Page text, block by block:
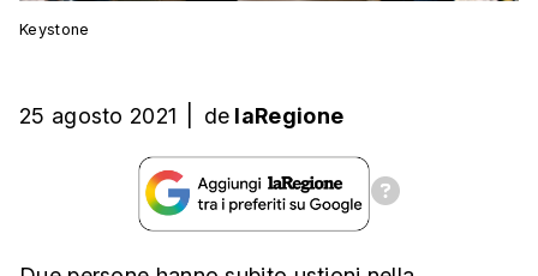
Keystone
25 agosto 2021 de laRegione